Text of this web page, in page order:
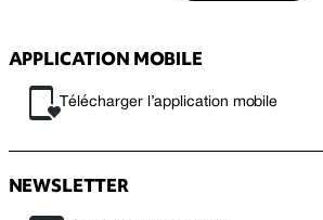
APPLICATION MOBILE
Télécharger l’application mobile
NEWSLETTER